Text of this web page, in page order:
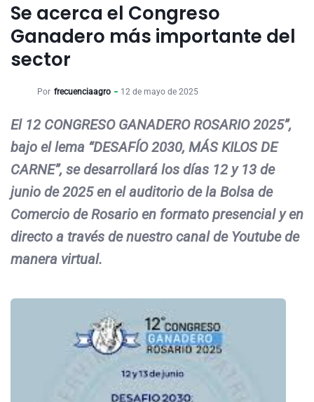
Se acerca el Congreso
Ganadero más importante del
sector
Por frecuenciaagro 12 de mayo de 2025
El 12 CONGRESO GANADERO ROSARIO 2025”,
bajo el lema “DESAFÍO 2030, MÁS KILOS DE
CARNE”, se desarrollará los días 12 y 13 de
junio de 2025 en el auditorio de la Bolsa de
Comercio de Rosario en formato presencial y en
directo a través de nuestro canal de Youtube de
manera virtual.